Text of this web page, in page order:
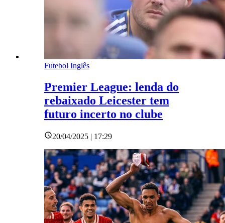
Futebol Inglês
Premier League: lenda do
rebaixado Leicester tem
futuro incerto no clube
20/04/2025 | 17:29